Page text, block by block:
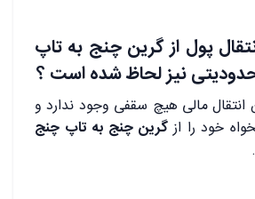
پول از گرین چنج به تاپ
نیز لحاظ شده است ؟
انتقال مالی هیچ سقفی وجود ندارد و
خود را ازگرین چنج به تاپ چنج